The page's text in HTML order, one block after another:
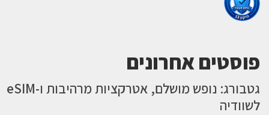
פוסטים אחרונים
גטבורג: נופש מושלם, אטרקציות מרהיבות ו-eSIM
לשוודיה